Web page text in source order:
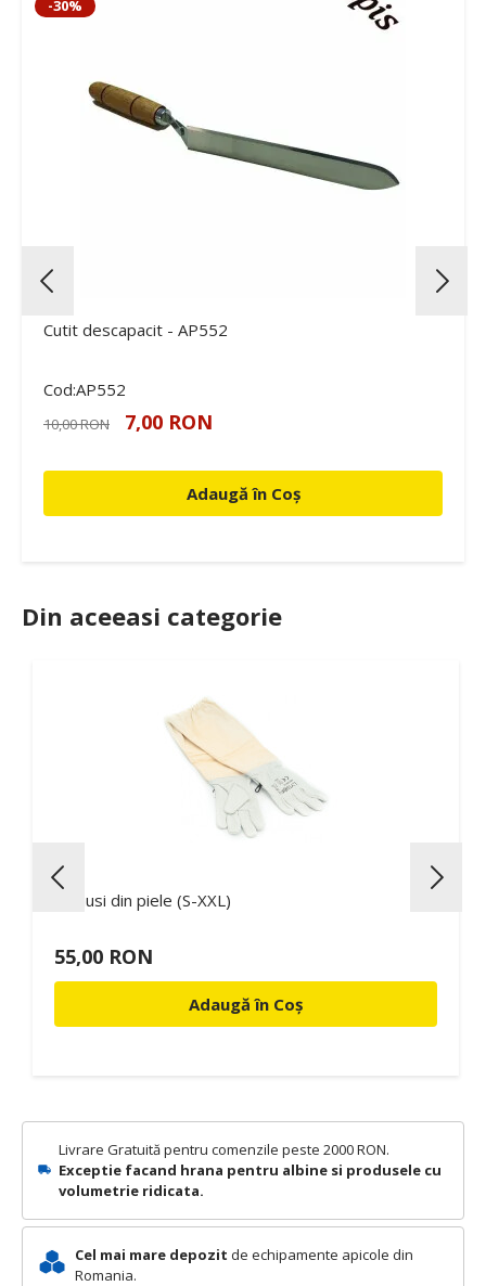
Livrare Gratuită pentru comenzile peste 2000 RON.
Exceptie facand hrana pentru albine si produsele cu
volumetrie ridicata.
Cel mai mare depozit de echipamente apicole din
Romania.
-30%
Cutit descapacit - AP552
Cod:AP552
10,00 RON 7,00 RON
Adaugă în Coș
Din aceeasi categorie
Manusi din piele (S-XXL)
55,00 RON
Adaugă în Coș